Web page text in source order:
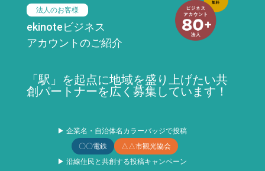
法人のお客様
ekinoteビジネス
アカウントのご紹介
「駅」を起点に地域を盛り上げたい共
創パートナーを広く募集しています！
▶ 企業名・自治体名カラーバッジで投稿
〇〇電鉄
△△市観光協会
▶ 沿線住民と共創する投稿キャンペーン